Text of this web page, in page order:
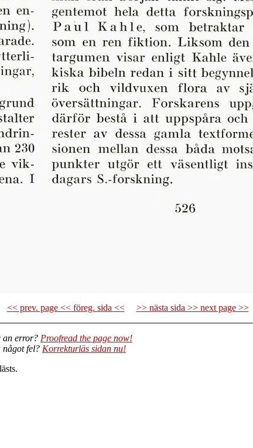
<< prev. page << föreg. sida << >> nästa sida >> next page >>
an error? Proofread the page now!
något fel? Korrekturläs sidan nu!